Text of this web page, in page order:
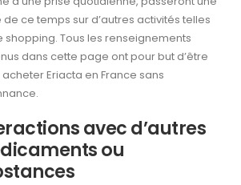
ce temps sur d’autres activités telles
shopping. Tous les renseignements
dans cette page ont pour but d’être
acheter Eriacta en France sans
avec d’autres
ou